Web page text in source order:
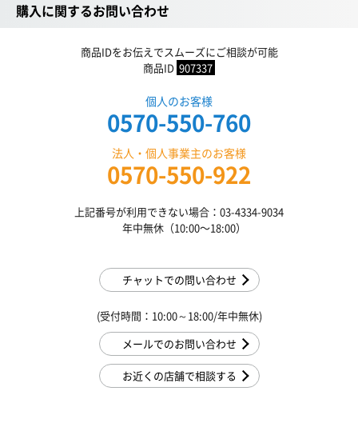
購入に関するお問い合わせ
商品IDをお伝えでスムーズにご相談が可能
商品ID 907337
個人のお客様
0570-550-760
法人・個人事業主のお客様
0570-550-922
上記番号が利用できない場合：03-4334-9034
年中無休（10:00〜18:00）
チャットでの問い合わせ
(受付時間：10:00～18:00/年中無休)
メールでのお問い合わせ
お近くの店舗で相談する